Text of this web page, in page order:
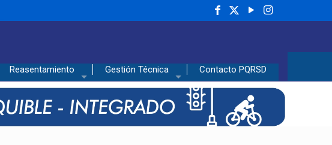
Reasentamiento Gestión Técnica Contacto PQRSD